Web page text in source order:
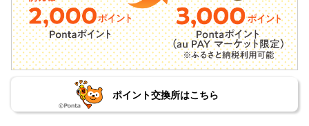
ポイント交換所はこちら